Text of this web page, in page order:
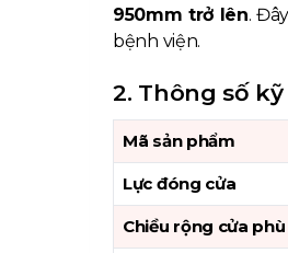
950mm trở lên.
bệnh viện.
2. Thông số
Mã sản phẩm
Lực đóng cửa
Chiều rộng cửa